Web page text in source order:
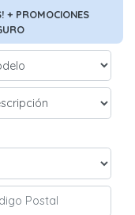
+ PROMOCIONES